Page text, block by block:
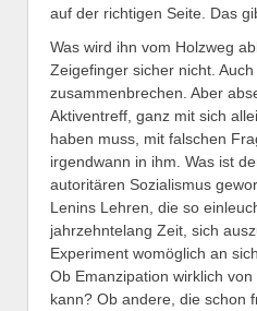
auf der richtigen Seite. Das
Was wird ihn vom Holzweg
Zeigefinger sicher nicht.
zusammenbrechen. Aber
Aktiventreff, ganz mit sich
haben muss, mit falschen
irgendwann in ihm. Was ist
autoritären Sozialismus
Lenins Lehren, die so
jahrzehntelang Zeit, sich
Experiment womöglich an
Ob Emanzipation wirklich
kann? Ob andere, die schon